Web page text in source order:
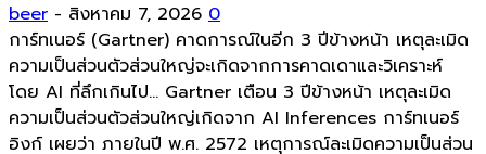
beer - สิงหาคม 7, 2026 0
การ์ทเนอร์ (Gartner) คาดการณ์ในอีก 3 ปีข้างหน้า เหตุละเมิด
ความเป็นส่วนตัวส่วนใหญ่จะเกิดจากการคาดเดาและวิเคราะห์
โดย AI ที่ลึกเกินไป... Gartner เตือน 3 ปีข้างหน้า เหตุละเมิด
ความเป็นส่วนตัวส่วนใหญ่เกิดจาก AI Inferences การ์ทเนอร์
อิงก์ เผยว่า ภายในปี พ.ศ. 2572 เหตุการณ์ละเมิดความเป็นส่วน